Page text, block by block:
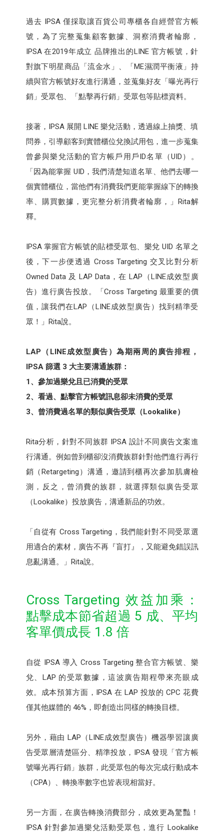
過去 IPSA 僅採取讓百貨公司專櫃各自經營官方帳
號，為了完整蒐集顧客數據、洞察消費者輪廓，
IPSA 在2019年成立 品牌推出的LINE 官方帳號，針
對旗下明星商品「流金水」、「ME濕潤平衡液」持
續與官方帳號好友進行溝通，並蒐集好友「曝光再行
銷」受眾包、「點擊再行銷」受眾包等貼標資料。
接著，IPSA 展開 LINE 樂兌活動，透過線上抽獎、填
問券，引導顧客到實體櫃位兌換試用包，進一步蒐集
曾參與樂兌活動的官方帳戶用戶ID名單（UID）。
「因為能掌握 UID，我們清楚知道名單、他們去哪一
個實體櫃位，當他們有消費我們更能掌握線下的轉換
率、購買數據，更完整分析消費者輪廓，」Rita解
釋。
IPSA 掌握官方帳號的貼標受眾包、樂兌 UID 名單之
後，下一步便透過 Cross Targeting 交叉比對分析
Owned Data 及 LAP Data，在 LAP（LINE成效型廣
告）進行廣告投放。「Cross Targeting 最重要的價
值，讓我們在LAP（LINE成效型廣告）找到精準受
眾！」Rita說。
LAP（LINE成效型廣告）為期兩周的廣告排程，
IPSA 篩選 3 大主要溝通族群：
1、參加過樂兌且已消費的受眾
2、看過、點擊官方帳號訊息卻未消費的受眾
3、曾消費過名單的類似廣告受眾（Lookalike）
Rita分析，針對不同族群 IPSA 設計不同廣告文案進
行溝通。例如曾到櫃卻沒消費族群針對他們進行再行
銷（Retargeting）溝通，邀請到櫃再次參加肌膚檢
測，反之，曾消費的族群，就選擇類似廣告受眾
（Lookalike）投放廣告，溝通新品的功效。
「自從有 Cross Targeting，我們能針對不同受眾選
用適合的素材，廣告不再『盲打』，又能避免錯誤訊
息亂溝通。」Rita說。
Cross Targeting 效益加乘：
點擊成本節省超過 5 成、平均
客單價成長 1.8 倍
自從 IPSA 導入 Cross Targeting 整合官方帳號、樂
兌、LAP 的受眾數據，這波廣告期程帶來亮眼成
效。成本預算方面，IPSA 在 LAP 投放的 CPC 花費
僅其他媒體的 46%，即創造出同樣的轉換目標。
另外，藉由 LAP（LINE成效型廣告）機器學習讓廣
告受眾層清楚區分、精準投放，IPSA 發現「官方帳
號曝光再行銷」族群，此受眾包的每次完成行動成本
（CPA）、轉換率數字也皆表現相當好。
另一方面，在廣告轉換消費部分，成效更為驚豔！
IPSA 針對參加過樂兌活動受眾包，進行 Lookalike